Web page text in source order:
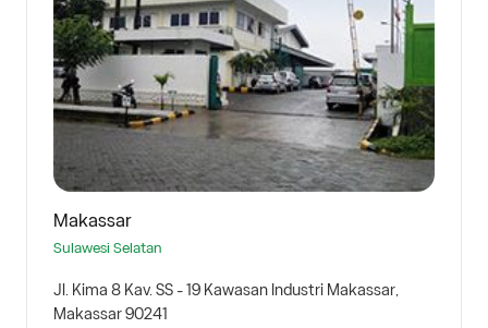
Makassar
Sulawesi Selatan
Jl. Kima 8 Kav. SS - 19 Kawasan Industri Makassar,
Makassar 90241